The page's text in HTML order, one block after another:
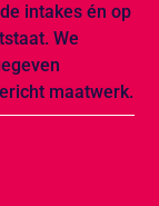
intakes én op
We
maatwerk.